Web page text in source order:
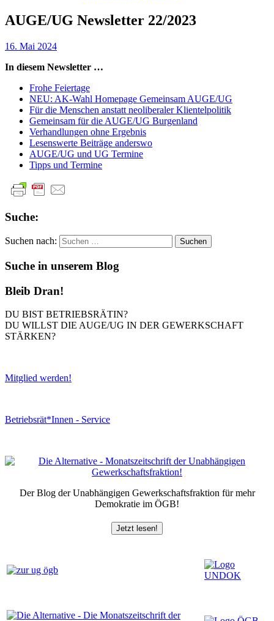
AUGE/UG Newsletter 22/2023
16. Mai 2024
In diesem Newsletter …
Frohe Feiertage
NEU: AK-Wahl Homepage Gemeinsam AUGE/UG
Für die Menschen anstatt neoliberaler Klientelpolitik
Ge­mein­sam für die AUGE/UG Burgenland
Verhandlungen ohne Ergebnis
Lesenswerte Beiträge anderswo
AUGE/UG und UG Termine
Tipps und Termine
Suche:
Suchen nach:
Suche in unserem Blog
Bleib Dran!
DU BIST BETRIEBSRÄTIN?
DU WILLST DIE AUGE/UG IN DER GEWERKSCHAFT
STÄRKEN?
Mitglied werden!
Betriebsrät*Innen - Service
Der Blog der Unabhängigen Gewerkschaftsfraktion für mehr
Demokratie im ÖGB!
Jetzt lesen!